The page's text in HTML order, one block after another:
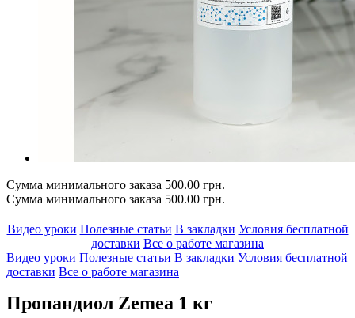
Сумма минимального заказа 500.00 грн.
Сумма минимального заказа 500.00 грн.
Видео уроки Полезные статьи В закладки Условия бесплатной
доставки Все о работе магазина
Видео уроки Полезные статьи В закладки Условия бесплатной
доставки Все о работе магазина
Пропандиол Zemea 1 кг